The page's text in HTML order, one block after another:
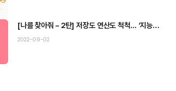
[나를 찾아줘 – 2탄] 저장도 연산도 척척… ‘지능형 메모리 반도체’ 나는 누구?!
2022-09-02